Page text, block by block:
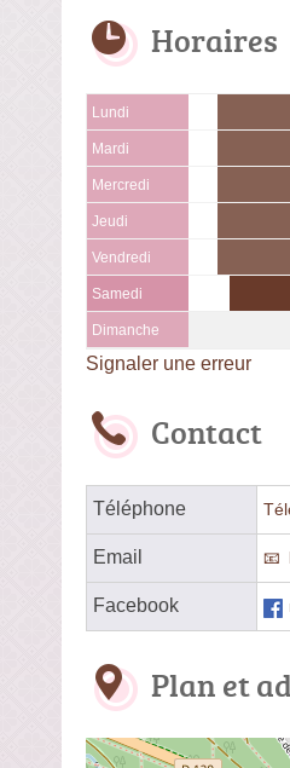
Horaires
Lundi
Mardi
Mercredi
Jeudi
Vendredi
Samedi
Dimanche
Signaler une erreur
Contact
Téléphone
Email
Facebook
Plan et